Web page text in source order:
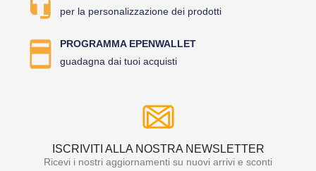
per la personalizzazione dei prodotti
PROGRAMMA EPENWALLET
guadagna dai tuoi acquisti
ISCRIVITI ALLA NOSTRA NEWSLETTER
Ricevi i nostri aggiornamenti su nuovi arrivi e sconti